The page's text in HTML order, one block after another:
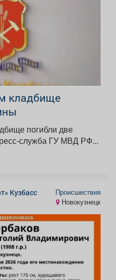
кладбище
погибли две
пресс-служба ГУ МВД РФ...
Кузбасс
Происшествия
Новокузнецк